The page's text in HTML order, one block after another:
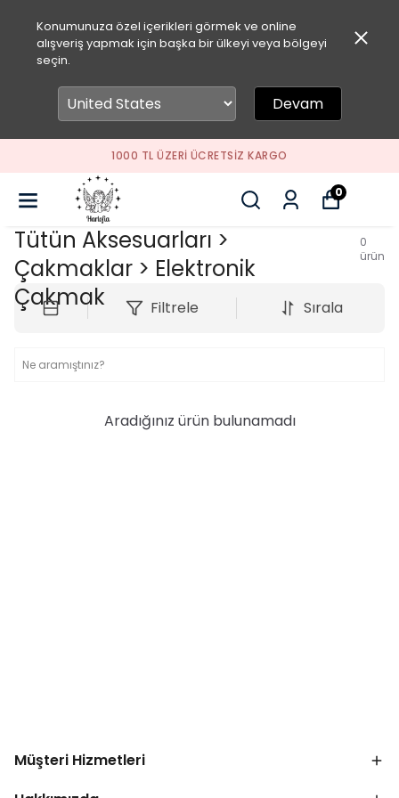
Konumunuza özel içerikleri görmek ve online
alışveriş yapmak için başka bir ülkeyi veya bölgeyi
seçin.
Devam
1000 TL ÜZERI ÜCRETSIZ KARGO
0
Hobi & Eğlence > Tütün &
Tütün Aksesuarları >
Çakmaklar > Elektronik
Çakmak
0
ürün
Filtrele Sırala
Aradığınız ürün bulunamadı
Müşteri Hizmetleri